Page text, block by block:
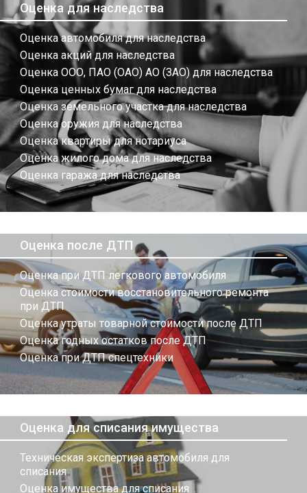
Оценка для наследства
Оценка автомобиля для наследства
Оценка акций для наследства
Оценка ООО, ПАО (ОАО) АО (ЗАО) для наследства
Оценка ценных бумаг для наследства
Оценка земельного участка для наследства
Оценка оружия для наследства
Оценка квартиры для нотариуса
Оценка жилого дома для наследства
Оценка гаража для наследства
Оценка после ДТП
Оценка при ДТП легкового автомобиля
Оценка стоимости восстановительного ремонта
при ДТП
Оценка утраты товарной стоимости после ДТП
Оценка годных остатков после ДТП
Оценка при ДТП спецтехники
Оценка для списания имущества
Техническая экспертиза автомобиля для
списания
Оценка имущества для списания